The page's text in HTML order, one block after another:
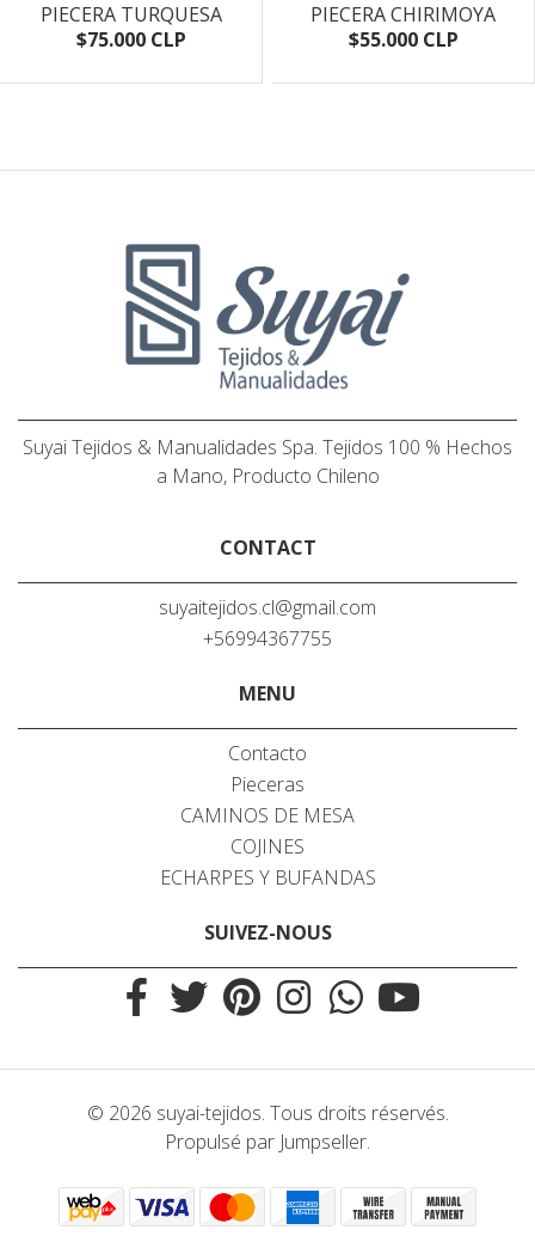
PIECERA TURQUESA
$75.000 CLP
PIECERA CHIRIMOYA
$55.000 CLP
Suyai Tejidos & Manualidades Spa. Tejidos 100 % Hechos
a Mano, Producto Chileno
CONTACT
suyaitejidos.cl@gmail.com
+56994367755
MENU
Contacto
Pieceras
CAMINOS DE MESA
COJINES
ECHARPES Y BUFANDAS
SUIVEZ-NOUS
© 2026 suyai-tejidos. Tous droits réservés.
Propulsé par Jumpseller.